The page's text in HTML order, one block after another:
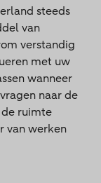
steeds
van
verstandig
met uw
wanneer
naar de
ruimte
van werken